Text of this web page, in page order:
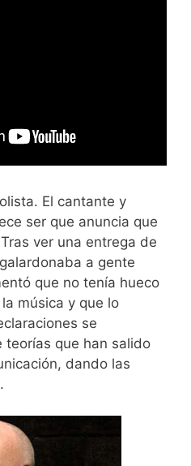
El cantante y
ser que anuncia que
ver una entrega de
a gente
que no tenía hueco
música y que lo
se
que han salido
dando las